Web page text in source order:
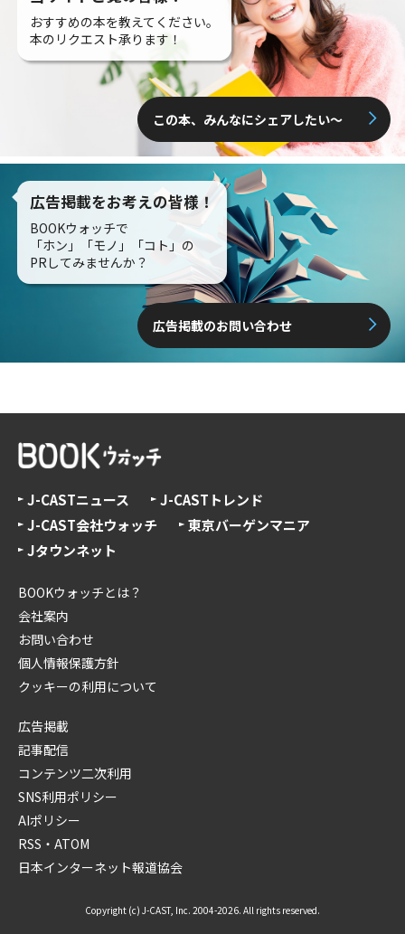
おすすめの本を教えてください。
本のリクエスト承ります！
この本、みんなにシェアしたい〜
広告掲載をお考えの皆様！
BOOKウォッチで
「ホン」「モノ」「コト」の
PRしてみませんか？
広告掲載のお問い合わせ
J-CASTニュース
J-CASTトレンド
J-CAST会社ウォッチ
東京バーゲンマニア
Jタウンネット
BOOKウォッチとは？
会社案内
お問い合わせ
個人情報保護方針
クッキーの利用について
広告掲載
記事配信
コンテンツ二次利用
SNS利用ポリシー
AIポリシー
RSS・ATOM
日本インターネット報道協会
Copyright (c) J-CAST, Inc. 2004-2026. All rights reserved.